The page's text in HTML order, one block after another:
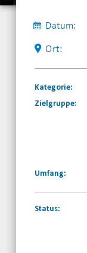
Datum:
Ort:
Kategorie:
Zielgruppe:
Umfang:
Status: